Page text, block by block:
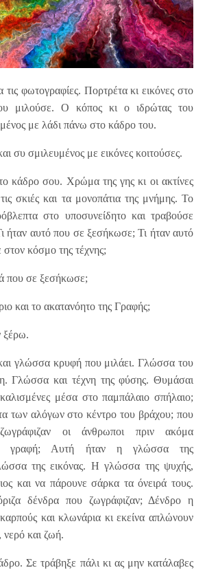
φωτογραφίες. Πορτρέτα κι εικόνες στο
μιλούσε. Ο κόπος κι ο ιδρώτας του
με λάδι πάνω στο κάδρο του.
συ σμιλευμένος με εικόνες κοιτούσες.
κάδρο σου. Χρώμα της γης κι οι ακτίνες
σκιές και τα μονοπάτια της μνήμης. Το
στο υποσυνείδητο και τραβούσε
ήταν αυτό που σε ξεσήκωσε; Τι ήταν αυτό
κόσμο της τέχνης;
που σε ξεσήκωσε;
και το ακατανόητο της Γραφής;
ξέρω.
γλώσσα κρυφή που μιλάει. Γλώσσα του
Γλώσσα και τέχνη της φύσης. Θυμάσαι
μέσα στο παμπάλαιο σπήλαιο;
των αλόγων στο κέντρο του βράχου; που
οι άνθρωποι πριν ακόμα
γραφή; Αυτή ήταν η γλώσσα της
της εικόνας. Η γλώσσα της ψυχής,
και να πάρουνε σάρκα τα όνειρά τους.
δένδρα που ζωγράφιζαν; Δένδρο η
και κλωνάρια κι εκείνα απλώνουν
νερό και ζωή.
Σε τράβηξε πάλι κι ας μην κατάλαβες